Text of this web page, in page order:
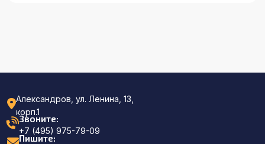
Александров, ул. Ленина, 13,
корп.1
Звоните:
+7 (495) 975-79-09
Пишите: